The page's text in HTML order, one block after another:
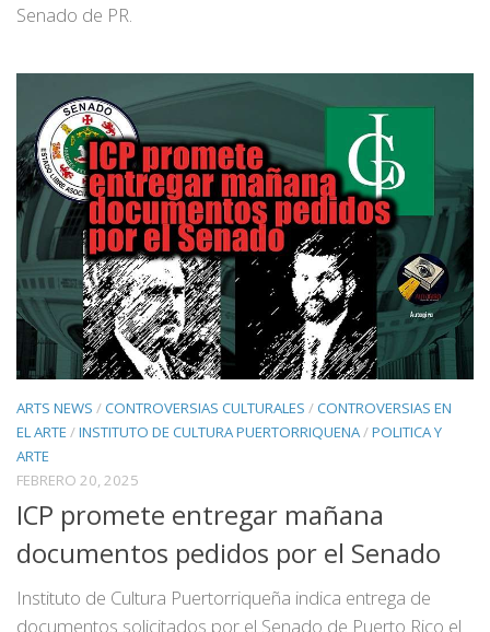
Senado de PR.
ARTS NEWS /CONTROVERSIAS CULTURALES /CONTROVERSIAS EN
EL ARTE /INSTITUTO DE CULTURA PUERTORRIQUENA/POLITICA Y
ARTE
FEBRERO 20, 2025
ICP promete entregar mañana
documentos pedidos por el Senado
Instituto de Cultura Puertorriqueña indica entrega de
documentos solicitados por el Senado de Puerto Rico el